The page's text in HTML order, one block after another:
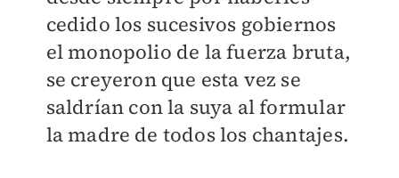
cedido los sucesivos gobiernos
el monopolio de la fuerza bruta,
se creyeron que esta vez se
saldrían con la suya al formular
la madre de todos los chantajes.